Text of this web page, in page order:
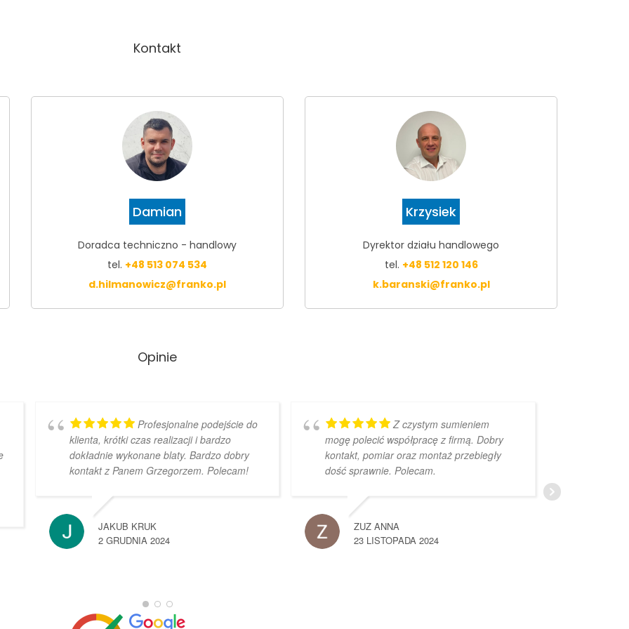
Kontakt
Damian
Doradca techniczno - handlowy
tel. +48 513 074 534
d.hilmanowicz@franko.pl
Krzysiek
Dyrektor działu handlowego
tel. +48 512 120 146
k.baranski@franko.pl
Opinie
Profesjonalne podejście do
klienta, krótki czas realizacji i bardzo
dokładnie wykonane blaty. Bardzo dobry
kontakt z Panem Grzegorzem. Polecam!
JAKUB KRUK
2 GRUDNIA 2024
Z czystym sumieniem
mogę polecić współpracę z firmą. Dobry
kontakt, pomiar oraz montaż przebiegły
dość sprawnie. Polecam.
ZUZ ANNA
23 LISTOPADA 2024